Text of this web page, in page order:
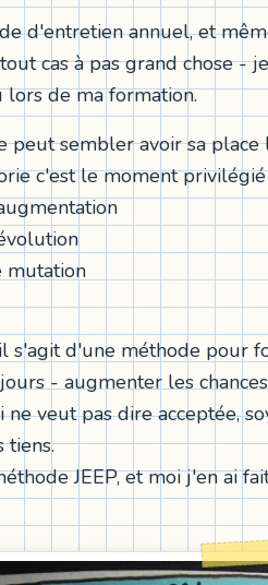
d'entretien annuel, et
cas à pas grand chose -
lors de ma formation.
peut sembler avoir sa
c'est le moment
mutation
s'agit d'une méthode pour
- augmenter les
ne veut pas dire acceptée,
tiens.
JEEP, et moi j'en ai